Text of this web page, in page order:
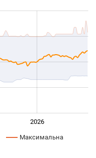
2026
Максимальна